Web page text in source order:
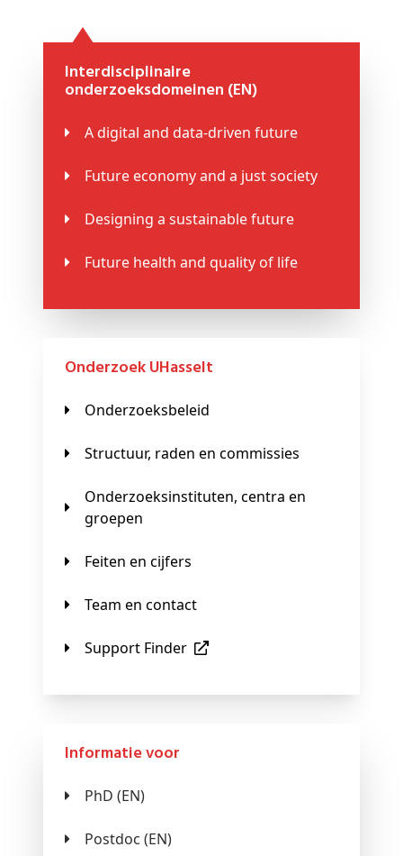
Interdisciplinaire
onderzoeksdomeinen (EN)
A digital and data-driven future
Future economy and a just society
Designing a sustainable future
Future health and quality of life
Onderzoek UHasselt
Onderzoeksbeleid
Structuur, raden en commissies
Onderzoeksinstituten, centra en
groepen
Feiten en cijfers
Team en contact
Support Finder
Informatie voor
PhD (EN)
Postdoc (EN)